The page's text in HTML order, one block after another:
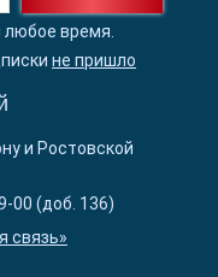
время.
не пришло
и Ростовской
00 (доб. 136)
связь»